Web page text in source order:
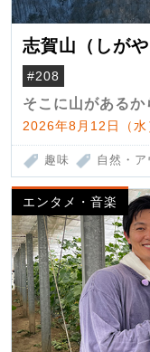
志賀山（しが
#208
そこに山があるか
2026年8月12日（
趣味 自然・ア
エンタメ・音楽